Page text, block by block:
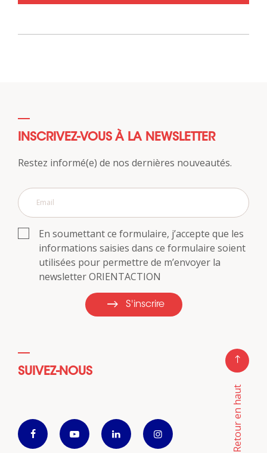
INSCRIVEZ-VOUS À LA NEWSLETTER
Restez informé(e) de nos dernières nouveautés.
En soumettant ce formulaire, j’accepte que les
informations saisies dans ce formulaire soient
utilisées pour permettre de m’envoyer la
newsletter ORIENTACTION
S'inscrire
SUIVEZ-NOUS
Retour en haut